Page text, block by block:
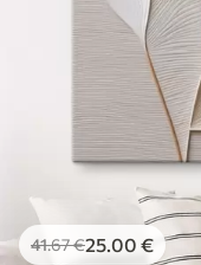
41.67€25.00 €